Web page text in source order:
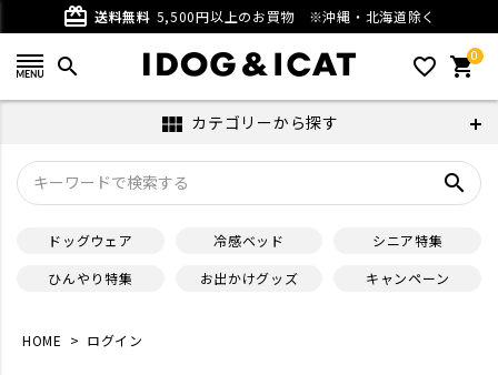
card_giftcard 送料無料 5,500円以上のお買物 ※沖縄・北海道除く
search favorite_outline 0
shopping_cart
view_module カテゴリーから探す
search
ドッグウェア 冷感ベッド
シニア特集
ひんやり特集
お出かけグッズ キャンペーン
HOME ログイン